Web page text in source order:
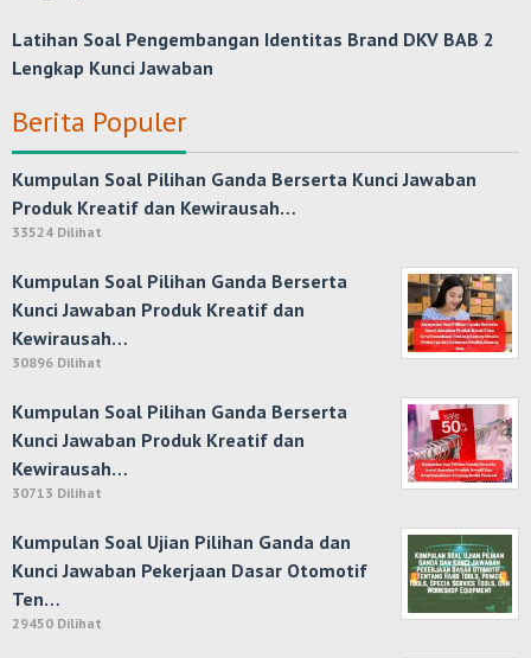
Latihan Soal Pengembangan Identitas Brand DKV BAB 2
Lengkap Kunci Jawaban
Berita Populer
Kumpulan Soal Pilihan Ganda Berserta Kunci Jawaban
Produk Kreatif dan Kewirausah…
33524 Dilihat
Kumpulan Soal Pilihan Ganda Berserta
Kunci Jawaban Produk Kreatif dan
Kewirausah…
30896 Dilihat
Kumpulan Soal Pilihan Ganda Berserta
Kunci Jawaban Produk Kreatif dan
Kewirausah…
30713 Dilihat
Kumpulan Soal Ujian Pilihan Ganda dan
Kunci Jawaban Pekerjaan Dasar Otomotif
Ten…
29450 Dilihat